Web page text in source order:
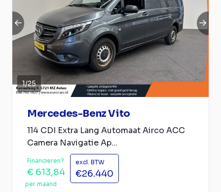
1/25
Mercedes-Benz Vito
114 CDI Extra Lang Automaat Airco ACC
Camera Navigatie Ap...
Financieren?
€ 613,84
per maand
excl. BTW
€26.440